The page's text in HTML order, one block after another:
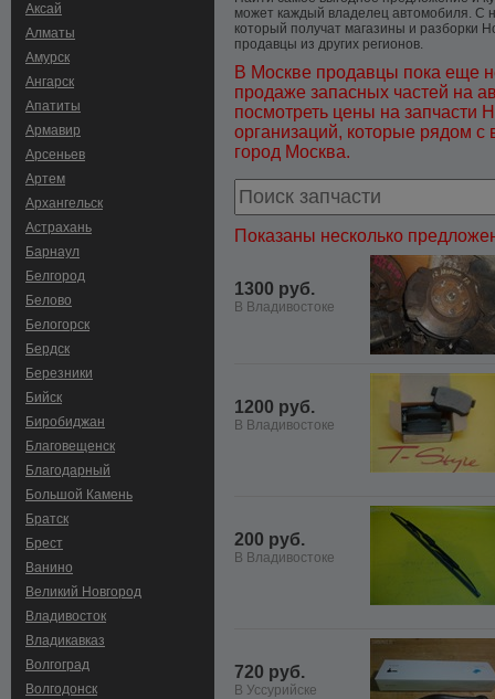
Аксай
Алматы
Амурск
Ангарск
Апатиты
Армавир
Арсеньев
Артем
Архангельск
Астрахань
Барнаул
Белгород
Белово
Белогорск
Бердск
Березники
Бийск
Биробиджан
Благовещенск
Благодарный
Большой Камень
Братск
Брест
Ванино
Великий Новгород
Владивосток
Владикавказ
Волгоград
Волгодонск
может каждый владелец автомобиля. С
который получат магазины и разборки
продавцы из других регионов.
В Москве продавцы пока еще
продаже запасных частей на
посмотреть цены на запчасти
организаций, которые рядом с
город Москва.
Показаны несколько
1300 руб.
В Владивостоке
1200 руб.
В Владивостоке
200 руб.
В Владивостоке
720 руб.
В Уссурийске